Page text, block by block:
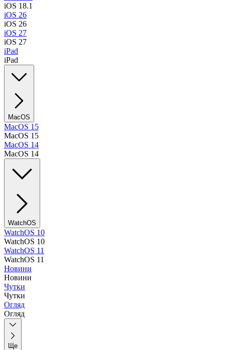
iOS 18.1
iOS 26
iOS 26
iOS 27
iOS 27
iPad
iPad
MacOS
MacOS 15
MacOS 15
MacOS 14
MacOS 14
WatchOS
WatchOS 10
WatchOS 10
WatchOS 11
WatchOS 11
Новини
Новини
Чутки
Чутки
Огляд
Огляд
Ще